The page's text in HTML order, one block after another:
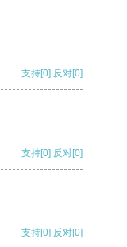
支持[0] 反对[0]
支持[0] 反对[0]
支持[0] 反对[0]